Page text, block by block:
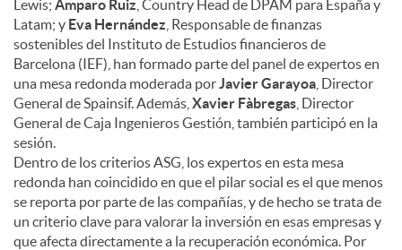
Lewis; Amparo Ruiz , Country Head de DPAM para España y
Latam; y Eva Hernández , Responsable de finanzas
sostenibles del Instituto de Estudios financieros de
Barcelona (IEF), han formado parte del panel de expertos en
una mesa redonda moderada porJavier Garayoa , Director
General de Spainsif. Además, Xavier Fàbregas , Director
General de Caja Ingenieros Gestión, también participó en la
sesión.
Dentro de los criterios ASG, los expertos en esta mesa
redonda han coincidido en que el pilar social es el que menos
se reporta por parte de las compañías, y de hecho se trata de
un criterio clave para valorar la inversión en esas empresas y
que afecta directamente a la recuperación económica. Por